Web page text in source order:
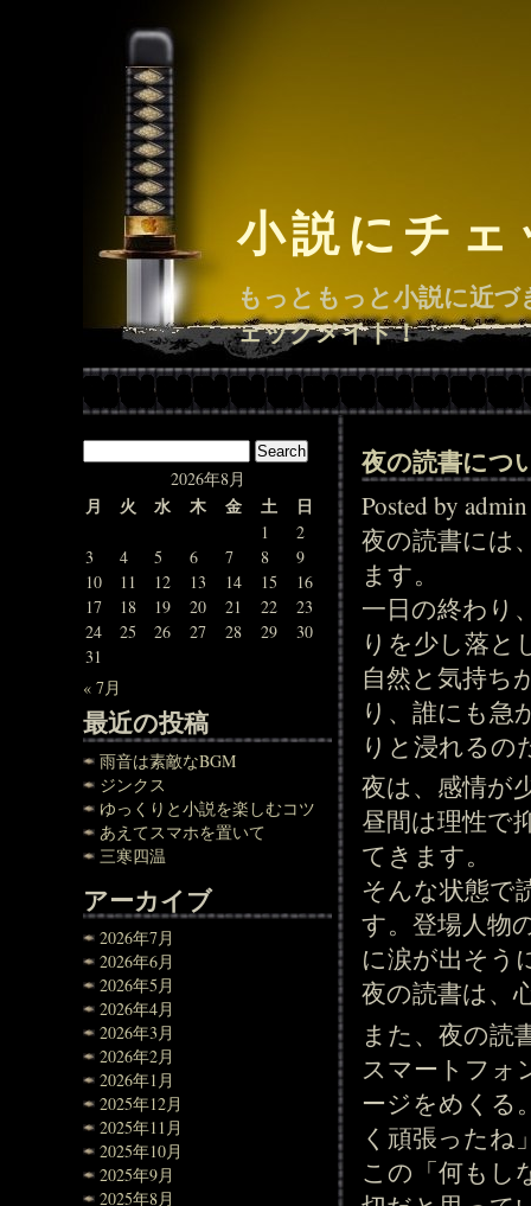
小説にチ
もっともっと小説に近
ェックメイト！
2026年8月
月 火 水 木 金 土 日
1
2
3
4 5 6 7 8
9
10
11 12 13 14 15
16
17
18 19 20 21 22
23
24
25 26 27 28 29
30
31
« 7月
最近の投稿
雨音は素敵なBGM
ジンクス
ゆっくりと小説を楽しむコツ
あえてスマホを置いて
三寒四温
アーカイブ
2026年7月
2026年6月
2026年5月
2026年4月
2026年3月
2026年2月
2026年1月
2025年12月
2025年11月
2025年10月
2025年9月
2025年8月
夜の読書につ
Posted by
夜の読書には
ます。
一日の終わり
りを少し落と
自然と気持ち
り、誰にも急
りと浸れるの
夜は、感情が
昼間は理性で
てきます。
そんな状態で
す。登場人物
に涙が出そう
夜の読書は、
また、夜の読
スマートフォ
ージをめくる
く頑張ったね
この「何もし